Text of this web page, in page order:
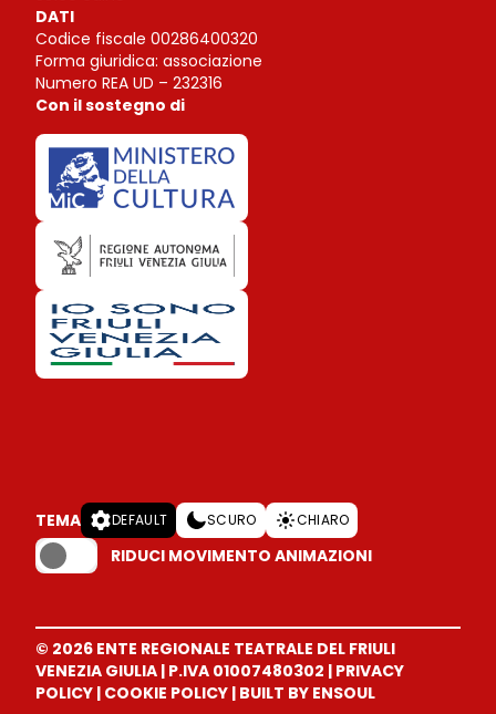
DATI
Codice fiscale 00286400320
Forma giuridica: associazione
Numero REA UD – 232316
Con il sostegno di
TEMA DEFAULT SCURO CHIARO
RIDUCI MOVIMENTO ANIMAZIONI
© 2026 ENTE REGIONALE TEATRALE DEL FRIULI
VENEZIA GIULIA | P.IVA 01007480302 | PRIVACY
POLICY | COOKIE POLICY | BUILT BY ENSOUL